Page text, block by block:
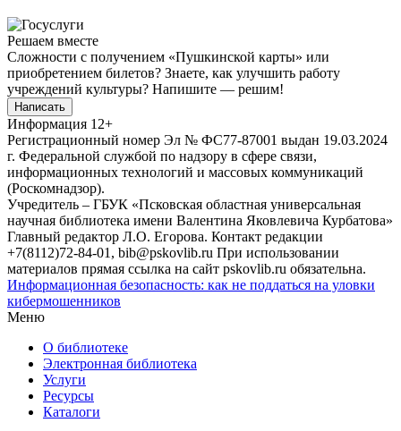
Решаем вместе
Сложности с получением «Пушкинской карты» или
приобретением билетов? Знаете, как улучшить работу
учреждений культуры? Напишите — решим!
Написать
Информация 12+
Регистрационный номер Эл № ФС77-87001 выдан 19.03.2024
г. Федеральной службой по надзору в сфере связи,
информационных технологий и массовых коммуникаций
(Роскомнадзор).
Учредитель – ГБУК «Псковская областная универсальная
научная библиотека имени Валентина Яковлевича Курбатова»
Главный редактор Л.О. Егорова. Контакт редакции
+7(8112)72-84-01, bib@pskovlib.ru При использовании
материалов прямая ссылка на сайт pskovlib.ru обязательна.
Информационная безопасность: как не поддаться на уловки
кибермошенников
Меню
О библиотеке
Электронная библиотека
Услуги
Ресурсы
Каталоги